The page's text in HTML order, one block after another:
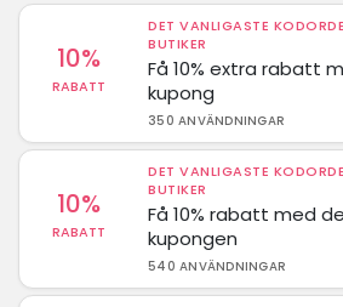
10%
RABATT
DET VANLIGASTE
BUTIKER
Få 10% extra rabatt
kupong
350 ANVÄNDNINGAR
10%
RABATT
DET VANLIGASTE
BUTIKER
Få 10% rabatt med
kupongen
540 ANVÄNDNINGAR